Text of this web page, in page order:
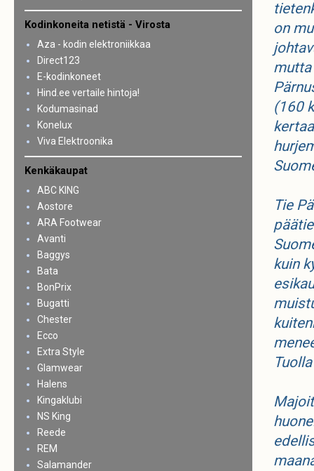
on
(160
Tie
kuin
Kodinkoneita netistä - Virosta
Aza - kodin elektroniikkaa
Direct123
E-kodinkoneet
Hind.ee vertaile hintoja!
Kodumasinad
Konelux
Viva Elektroonika
Kenkäkaupat
ABC KING
Aostore
ARA Footwear
Avanti
Baggys
Bata
BonPrix
Bugatti
Chester
Ecco
Extra Style
Glamwear
Halens
Kingaklubi
NS King
Reede
REM
Salamander